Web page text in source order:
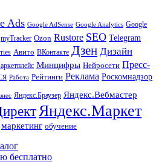
Ads Google AdSense Google Analytics Google
myTracker Ozon Rustore SEO Telegram
Авито ВКонтакте Дзен Дизайн
Минцифры Нейросети Пресс-
Работа Рейтинги Реклама Роскомнадзор
Яндекс.Браузер Яндекс.Вебмастер
Яндекс.Маркет
маркетинг обучение
бесплатно